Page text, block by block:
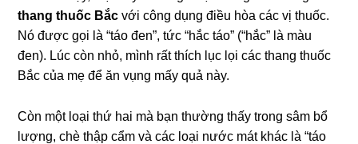
thang thuốc Bắc với công dụng điều hòa các vị thuốc.
Nó được gọi là “táo đen”, tức “hắc táo” (“hắc” là màu
đen). Lúc còn nhỏ, mình rất thích lục lọi các thang thuốc
Bắc của mẹ để ăn vụng mấy quả này.
Còn một loại thứ hai mà bạn thường thấy trong sâm bổ
lượng, chè thập cẩm và các loại nước mát khác là “táo